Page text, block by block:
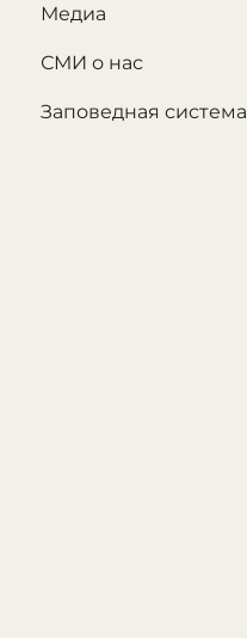
Медиа
СМИ о нас
Заповедная система